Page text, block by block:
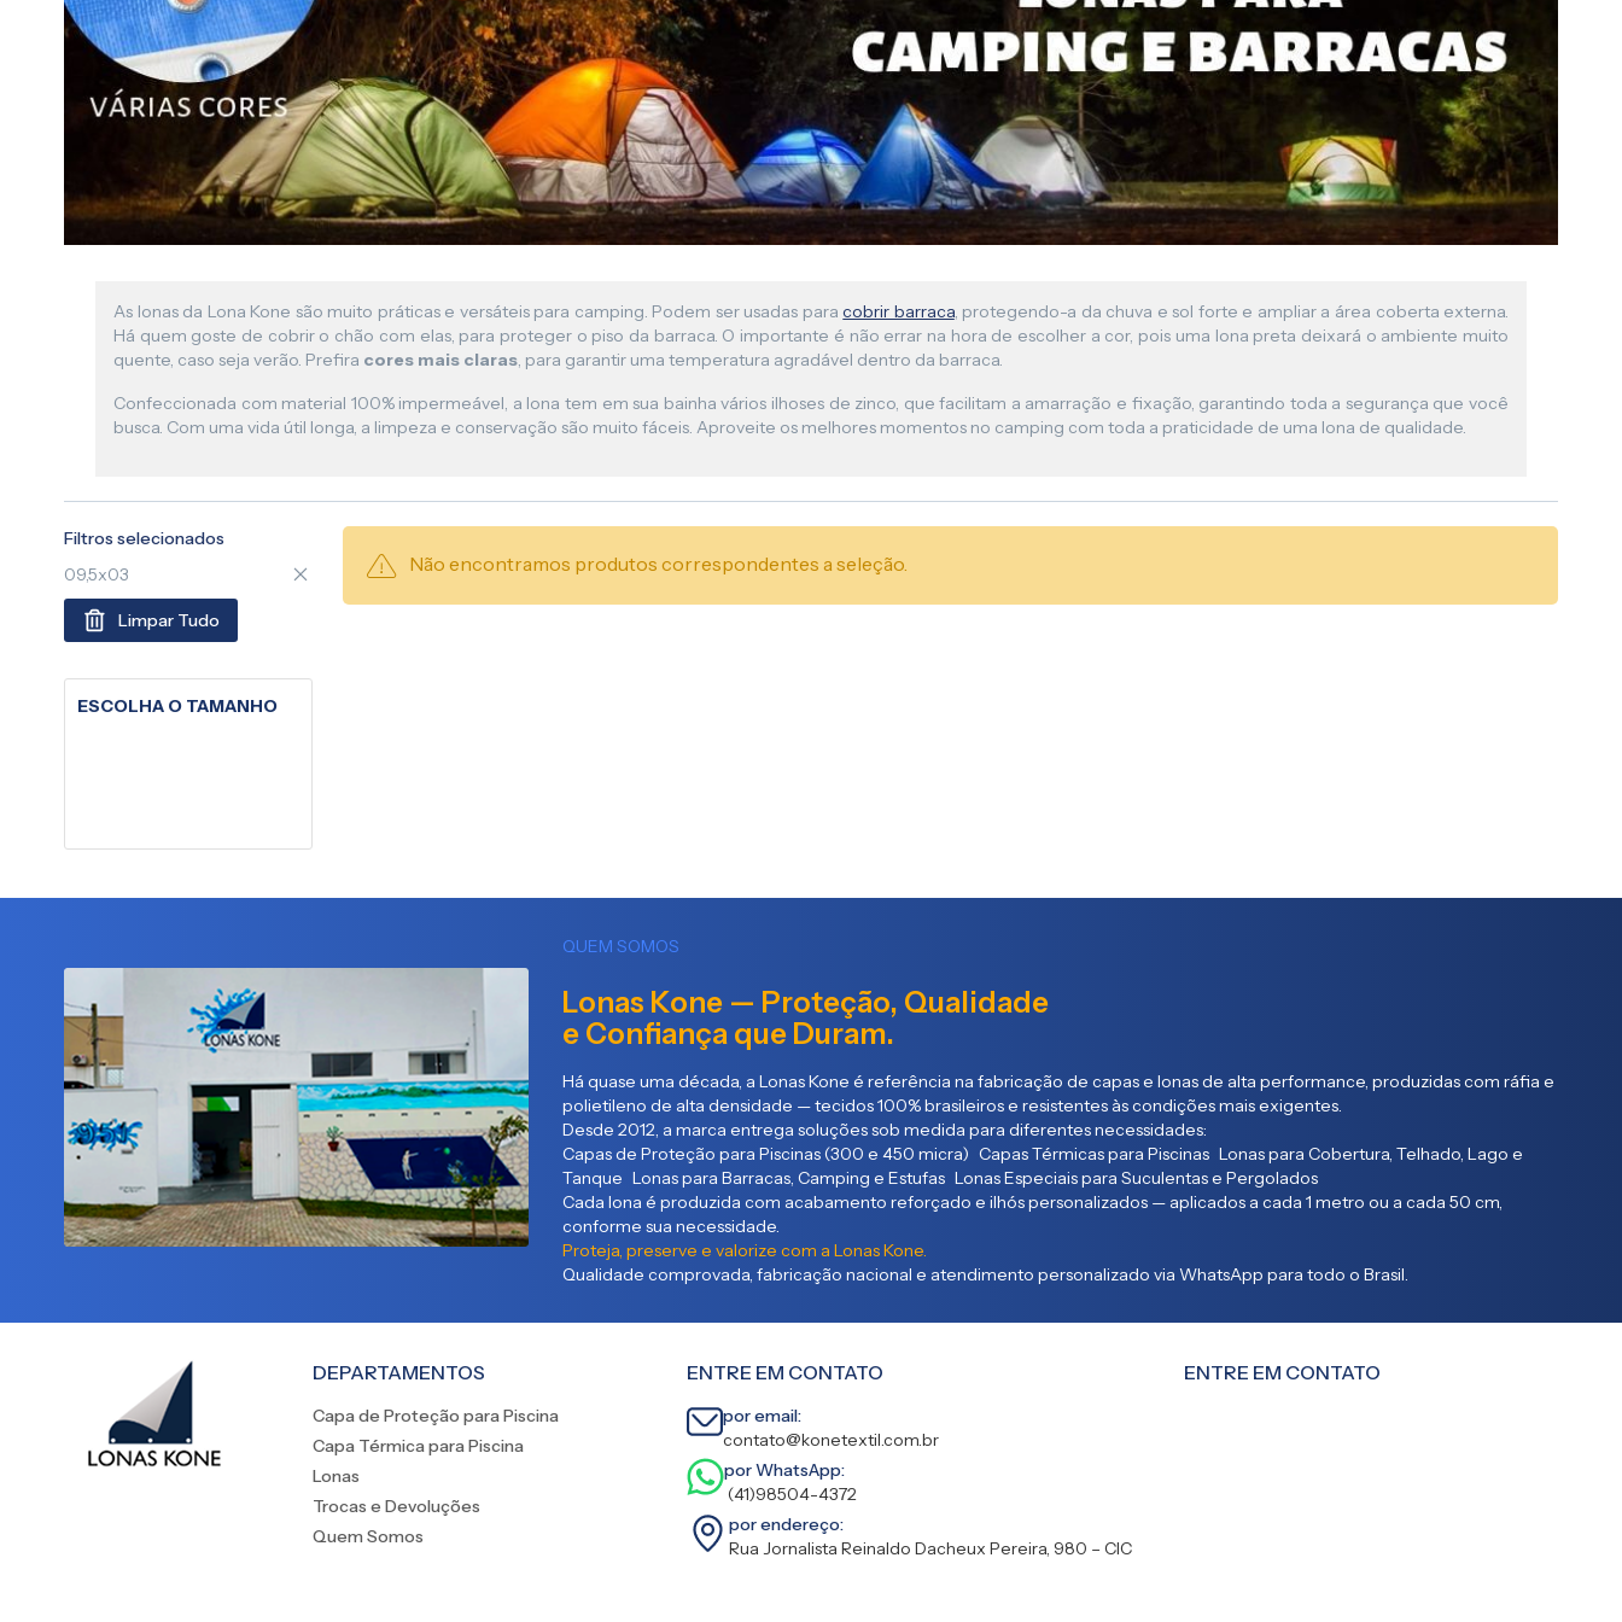
Lona para Pergolado
As lonas da Lona Kone são muito práticas e versáteis para camping. Podem ser usadas paracobrir barraca, protegendo-a da chuva e sol forte e ampliar a área coberta externa.
Há quem goste de cobrir o chão com elas, para proteger o piso da barraca. O importante é não errar na hora de escolher a cor, pois uma lona preta deixará o ambiente muito
quente, caso seja verão. Prefira cores mais claras, para garantir uma temperatura agradável dentro da barraca.
Confeccionada com material 100% impermeável, a lona tem em sua bainha vários ilhoses de zinco, que facilitam a amarração e fixação, garantindo toda a segurança que você
busca. Com uma vida útil longa, a limpeza e conservação são muito fáceis. Aproveite os melhores momentos no camping com toda a praticidade de uma lona de qualidade.
Não encontramos produtos correspondentes a seleção.
Filtros selecionados
09,5x03
Limpar Tudo
ESCOLHA O TAMANHO
QUEM SOMOS
Lonas Kone — Proteção, Qualidade
e Confiança que Duram.
Há quase uma década, a Lonas Kone é referência na fabricação de capas e lonas de alta performance, produzidas com ráfia e
polietileno de alta densidade — tecidos 100% brasileiros e resistentes às condições mais exigentes.
Desde 2012, a marca entrega soluções sob medida para diferentes necessidades:
Capas de Proteção para Piscinas (300 e 450 micra) Capas Térmicas para Piscinas Lonas para Cobertura, Telhado, Lago e
Tanque Lonas para Barracas, Camping e Estufas Lonas Especiais para Suculentas e Pergolados
Cada lona é produzida com acabamento reforçado e ilhós personalizados — aplicados a cada 1 metro ou a cada 50 cm,
conforme sua necessidade.
Proteja, preserve e valorize com a Lonas Kone.
Qualidade comprovada, fabricação nacional e atendimento personalizado via WhatsApp para todo o Brasil.
DEPARTAMENTOS
Capa de Proteção para Piscina
Capa Térmica para Piscina
Lonas
Trocas e Devoluções
Quem Somos
ENTRE EM CONTATO
por email:
contato@konetextil.com.br
por WhatsApp:
(41)98504-4372
por endereço:
Rua Jornalista Reinaldo Dacheux Pereira, 980 – CIC
ENTRE EM CONTATO